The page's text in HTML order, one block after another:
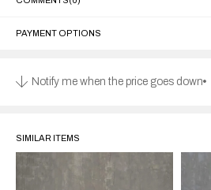
PAYMENT OPTIONS
Notify me when the price goes down
SIMILAR ITEMS